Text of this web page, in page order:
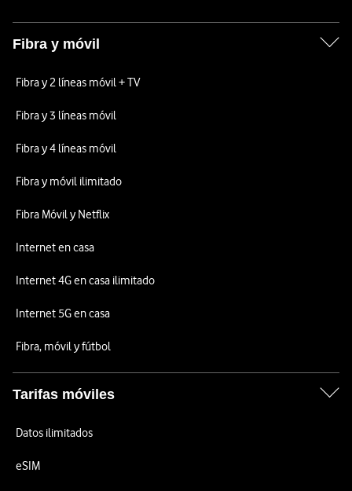
Fibra y móvil
Fibra y 2 líneas móvil + TV
Fibra y 3 líneas móvil
Fibra y 4 líneas móvil
Fibra y móvil ilimitado
Fibra Móvil y Netflix
Internet en casa
Internet 4G en casa ilimitado
Internet 5G en casa
Fibra, móvil y fútbol
Tarifas móviles
Datos ilimitados
eSIM